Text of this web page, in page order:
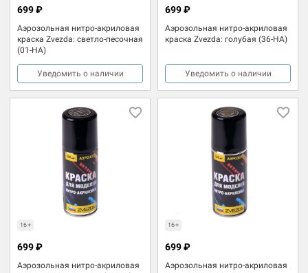
Аэрозольная нитро-акриловая
краска Zvezda: светло-песочная
(01-НА)
699 ₽
Уведомить о наличии
Аэрозольная нитро-акриловая
краска Zvezda: голубая (36-НА)
699 ₽
Уведомить о наличии
16+
Аэрозольная нитро-акриловая
699 ₽
16+
Аэрозольная нитро-акриловая
699 ₽